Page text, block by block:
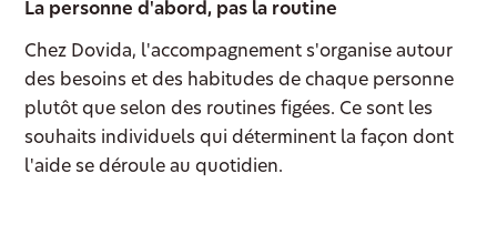
La personne d'abord, pas la routine
Chez Dovida, l'accompagnement s'organise autour
des besoins et des habitudes de chaque personne
plutôt que selon des routines figées. Ce sont les
souhaits individuels qui déterminent la façon dont
l'aide se déroule au quotidien.